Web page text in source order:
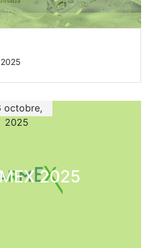
octobre,
2025
2025